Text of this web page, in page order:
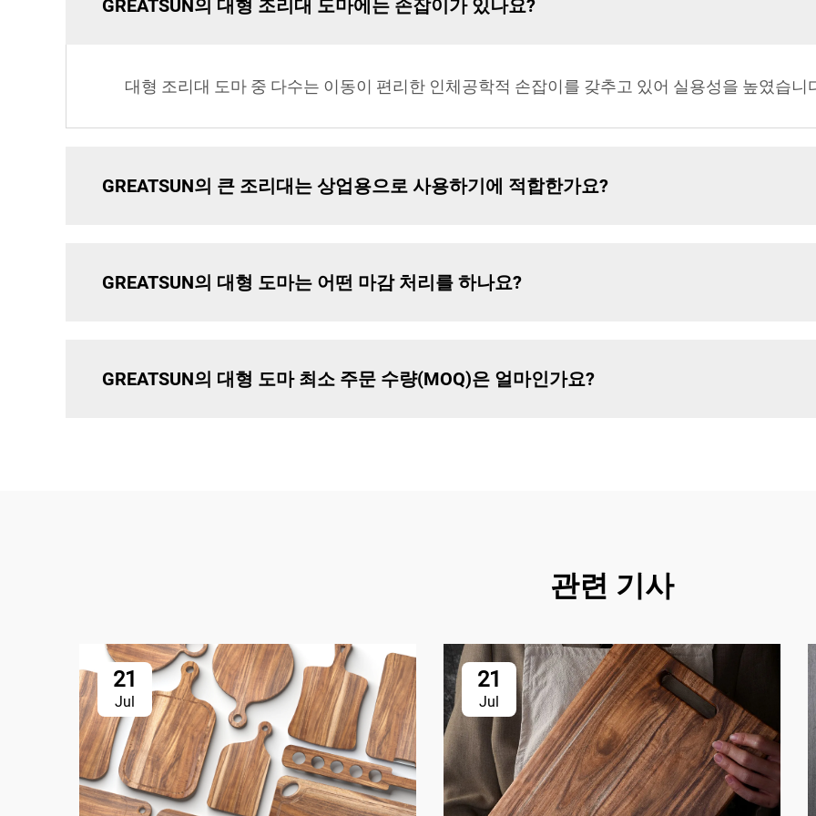
GREATSUN의 대형 조리대 도마에는 손잡이가 있나요?
대형 조리대 도마 중 다수는 이동이 편리한 인체공학적 손잡이를 갖추고 있어 실용성을 높였습니
GREATSUN의 큰 조리대는 상업용으로 사용하기에 적합한가요?
GREATSUN의 대형 도마는 어떤 마감 처리를 하나요?
GREATSUN의 대형 도마 최소 주문 수량(MOQ)은 얼마인가요?
관련 기사
21
Jul
21
Jul